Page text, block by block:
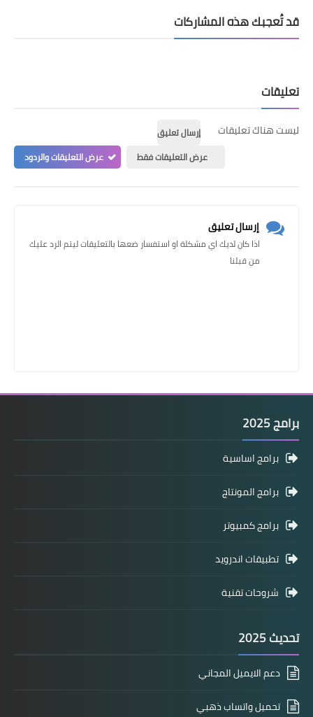
قد تُعجبك هذه المشاركات
تعليقات
ليست هناك تعليقات
إرسال تعليق
عرض التعليقات فقط
عرض التعليقات والردود
إرسال تعليق
اذا كان لديك اي مشكلة او استفسار ضعها بالتعليقات ليتم الرد عليك
من قبلنا
برامج 2025
برامج اساسية
برامج المونتاج
برامج كمبيوتر
تطبيقات اندرويد
شروحات تقنية
تحديث 2025
دعم الايميل المجاني
تحميل واتساب ذهبي